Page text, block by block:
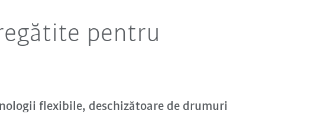
pentru
flexibile, deschizătoare de drumuri